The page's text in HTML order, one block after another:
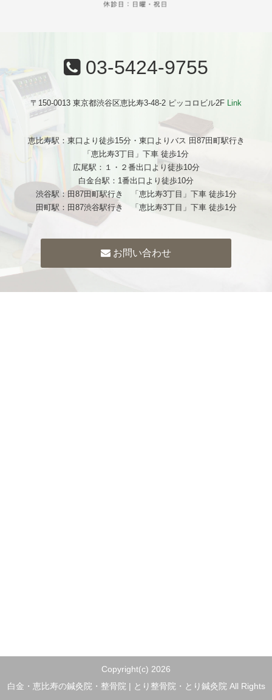
03-5424-9755
〒150-0013 東京都渋谷区恵比寿3-48-2 ピッコロビル2F Link
恵比寿駅：東口より徒歩15分・東口よりバス 田87田町駅行き
「恵比寿3丁目」下車 徒歩1分
広尾駅：１・２番出口より徒歩10分
白金台駅：1番出口より徒歩10分
渋谷駅：田87田町駅行き 「恵比寿3丁目」下車 徒歩1分
田町駅：田87渋谷駅行き 「恵比寿3丁目」下車 徒歩1分
お問い合わせ
Copyright(c) 2026
白金・恵比寿の鍼灸院・整骨院 | とり整骨院・とり鍼灸院 All Rights